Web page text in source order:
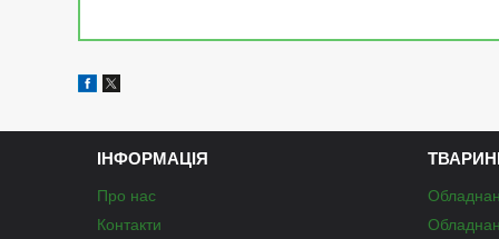
ІНФОРМАЦІЯ
Про нас
Контакти